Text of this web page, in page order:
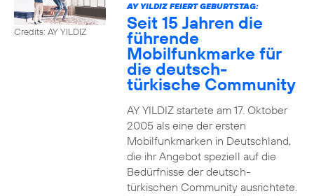
Credits: AY YILDIZ
AY YILDIZ FEIERT GEBURTSTAG:
Seit 15 Jahren die
führende
Mobilfunkmarke für
die deutsch-
türkische Community
AY YILDIZ startete am 17. Oktober
2005 als eine der ersten
Mobilfunkmarken in Deutschland,
die ihr Angebot speziell auf die
Bedürfnisse der deutsch-
türkischen Community ausrichtete.